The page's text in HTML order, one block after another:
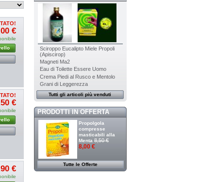
€
€
€
Sciroppo Eucalipto Miele Propoli
(Apiscirop)
Magneti Ma2
Eau di Toilette Essere Uomo
Crema Piedi al Rusco e Mentolo
Grani di Leggerezza
Tutti gli articoli più venduti
PRODOTTI IN OFFERTA
Propolgola
compresse
masticabili alla
Menta 8,50 €
8,00 €
Tutte le Offerte